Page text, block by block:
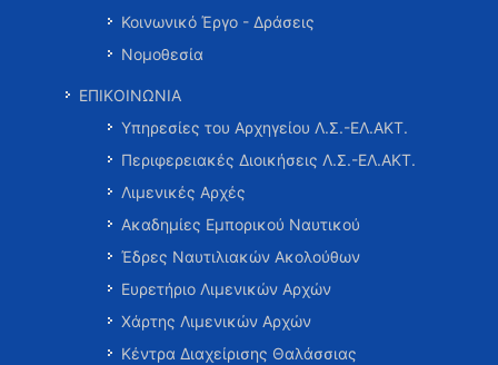
Κοινωνικό Έργο - Δράσεις
Νομοθεσία
ΕΠΙΚΟΙΝΩΝΙΑ
Υπηρεσίες του Αρχηγείου Λ.Σ.-ΕΛ.ΑΚΤ.
Περιφερειακές Διοικήσεις Λ.Σ.-ΕΛ.ΑΚΤ.
Λιμενικές Αρχές
Ακαδημίες Εμπορικού Ναυτικού
Έδρες Ναυτιλιακών Ακολούθων
Ευρετήριο Λιμενικών Αρχών
Χάρτης Λιμενικών Αρχών
Κέντρα Διαχείρισης Θαλάσσιας